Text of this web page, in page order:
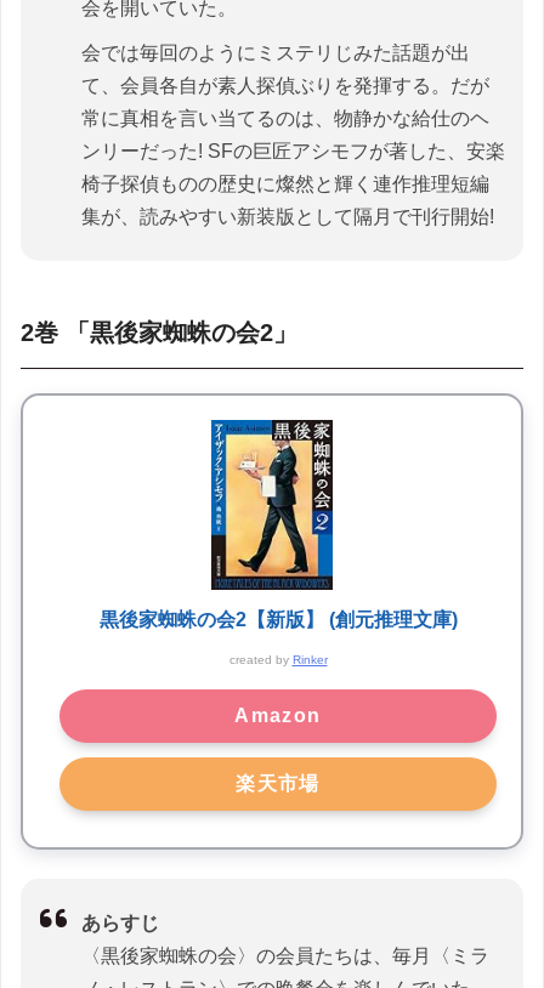
会を開いていた。
会では毎回のようにミステリじみた話題が出
て、会員各自が素人探偵ぶりを発揮する。だが
常に真相を言い当てるのは、物静かな給仕のヘ
ンリーだった! SFの巨匠アシモフが著した、安楽
椅子探偵ものの歴史に燦然と輝く連作推理短編
集が、読みやすい新装版として隔月で刊行開始!
2巻 「黒後家蜘蛛の会2」
黒後家蜘蛛の会2【新版】 (創元推理文庫)
created by Rinker
Amazon
楽天市場
あらすじ
〈黒後家蜘蛛の会〉の会員たちは、毎月〈ミラ